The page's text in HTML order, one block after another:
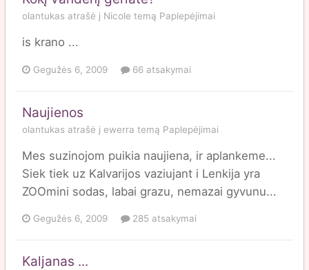
olantukas atrašė į Nicole temą Paplepėjimai
is krano ...
Gegužės 6, 2009 66 atsakymai
Naujienos
olantukas atrašė į ewerra temą Paplepėjimai
Mes suzinojom puikia naujiena, ir aplankeme...
Siek tiek uz Kalvarijos vaziujant i Lenkija yra
ZOOmini sodas, labai grazu, nemazai gyvunu...
Gegužės 6, 2009 285 atsakymai
Kaljanas ...